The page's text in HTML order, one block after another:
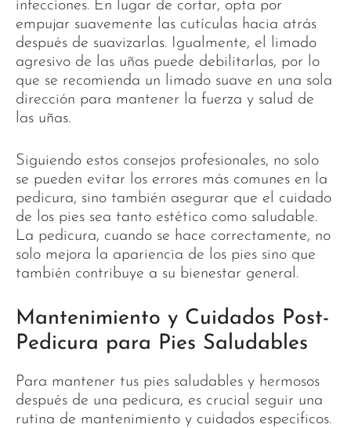
infecciones. En lugar de cortar, opta por
empujar suavemente las cutículas hacia atrás
después de suavizarlas. Igualmente, el limado
agresivo de las uñas puede debilitarlas, por lo
que se recomienda un limado suave en una sola
dirección para mantener la fuerza y salud de
las uñas.
Siguiendo estos consejos profesionales, no solo
se pueden evitar los errores más comunes en la
pedicura, sino también asegurar que el cuidado
de los pies sea tanto estético como saludable.
La pedicura, cuando se hace correctamente, no
solo mejora la apariencia de los pies sino que
también contribuye a su bienestar general.
Mantenimiento y Cuidados Post-
Pedicura para Pies Saludables
Para mantener tus pies saludables y hermosos
después de una pedicura, es crucial seguir una
rutina de mantenimiento y cuidados específicos.